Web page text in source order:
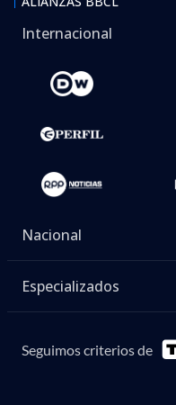
Internacional
Nacional
Especializados
Seguimos criterios de